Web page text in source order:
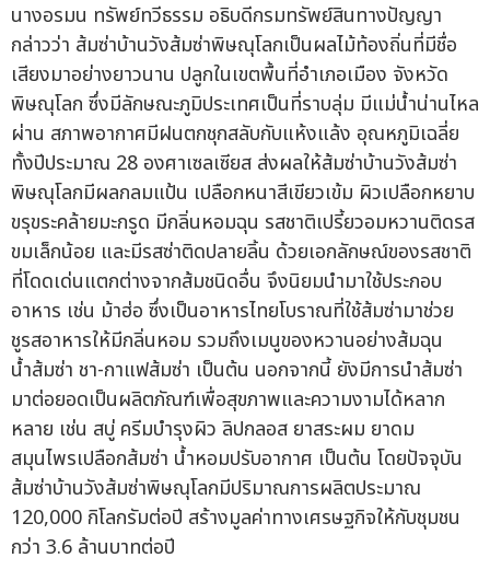
นางอรมน ทรัพย์ทวีธรรม อธิบดีกรมทรัพย์สินทางปัญญา
กล่าวว่า ส้มซ่าบ้านวังส้มซ่าพิษณุโลกเป็นผลไม้ท้องถิ่นที่มีชื่อ
เสียงมาอย่างยาวนาน ปลูกในเขตพื้นที่อำเภอเมือง จังหวัด
พิษณุโลก ซึ่งมีลักษณะภูมิประเทศเป็นที่ราบลุ่ม มีแม่น้ำน่านไหล
ผ่าน สภาพอากาศมีฝนตกชุกสลับกับแห้งแล้ง อุณหภูมิเฉลี่ย
ทั้งปีประมาณ 28 องศาเซลเซียส ส่งผลให้ส้มซ่าบ้านวังส้มซ่า
พิษณุโลกมีผลกลมแป้น เปลือกหนาสีเขียวเข้ม ผิวเปลือกหยาบ
ขรุขระคล้ายมะกรูด มีกลิ่นหอมฉุน รสชาติเปรี้ยวอมหวานติดรส
ขมเล็กน้อย และมีรสซ่าติดปลายลิ้น ด้วยเอกลักษณ์ของรสชาติ
ที่โดดเด่นแตกต่างจากส้มชนิดอื่น จึงนิยมนำมาใช้ประกอบ
อาหาร เช่น ม้าฮ่อ ซึ่งเป็นอาหารไทยโบราณที่ใช้ส้มซ่ามาช่วย
ชูรสอาหารให้มีกลิ่นหอม รวมถึงเมนูของหวานอย่างส้มฉุน
น้ำส้มซ่า ชา-กาแฟส้มซ่า เป็นต้น นอกจากนี้ ยังมีการนำส้มซ่า
มาต่อยอดเป็นผลิตภัณฑ์เพื่อสุขภาพและความงามได้หลาก
หลาย เช่น สบู่ ครีมบำรุงผิว ลิปกลอส ยาสระผม ยาดม
สมุนไพรเปลือกส้มซ่า น้ำหอมปรับอากาศ เป็นต้น โดยปัจจุบัน
ส้มซ่าบ้านวังส้มซ่าพิษณุโลกมีปริมาณการผลิตประมาณ
120,000 กิโลกรัมต่อปี สร้างมูลค่าทางเศรษฐกิจให้กับชุมชน
กว่า 3.6 ล้านบาทต่อปี